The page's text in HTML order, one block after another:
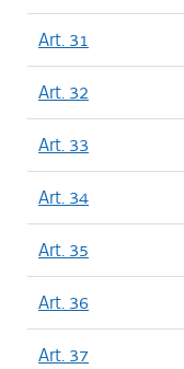
Art. 31
Art. 32
Art. 33
Art. 34
Art. 35
Art. 36
Art. 37